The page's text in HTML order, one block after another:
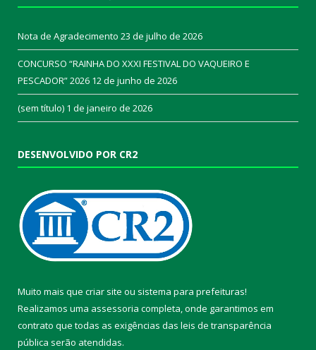
Nota de Agradecimento 23 de julho de 2026
CONCURSO “RAINHA DO XXXI FESTIVAL DO VAQUEIRO E
PESCADOR” 2026 12 de junho de 2026
(sem título) 1 de janeiro de 2026
DESENVOLVIDO POR CR2
Muito mais que criar site ou sistema para prefeituras!
Realizamos uma assessoria completa, onde garantimos em
contrato que todas as exigências das leis de transparência
pública serão atendidas.